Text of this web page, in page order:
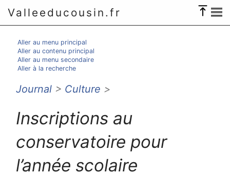
Valleeducousin.fr
Aller au menu principal
Aller au contenu principal
Aller au menu secondaire
Aller à la recherche
Journal > Culture >
Inscriptions au
conservatoire pour
l’année scolaire